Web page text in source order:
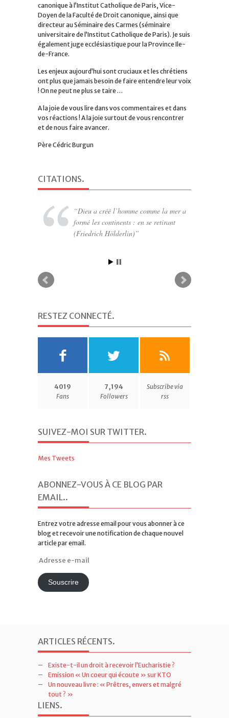
canonique à l’Institut Catholique de Paris, Vice-
Doyen de la Faculté de Droit canonique, ainsi que
directeur au Séminaire des Carmes (séminaire
universitaire de l’Institut Catholique de Paris). Je suis
également juge ecclésiastique pour la Province Ile-
de-France.
Les enjeux aujourd’hui sont cruciaux et les chrétiens
ont plus que jamais besoin de faire entendre leur voix
! On ne peut ne plus se taire …
A la joie de vous lire dans vos commentaires et dans
vos réactions ! A la joie surtout de vous rencontrer
et de nous faire avancer.
Père Cédric Burgun
CITATIONS.
Dieu a créé l’homme comme la mer a
formé les continents : en se retirant
(Friedrich Hölderlin)
RESTEZ CONNECTÉ.
4019
Fans
7,194
Followers
Subscribe via
rss
SUIVEZ-MOI SUR TWITTER.
Mes Tweets
ABONNEZ-VOUS À CE BLOG PAR
EMAIL..
Entrez votre adresse email pour vous abonner à ce
blog et recevoir une notification de chaque nouvel
article par email.
Adresse
mailSouscrire
ARTICLES RÉCENTS.
Existe-t-il un droit à recevoir l’Eucharistie ?
Emission « Un coeur qui écoute » sur KTO
Un nouveau livre : « Prêtres, envers et malgré
tout ? »
LIENS.